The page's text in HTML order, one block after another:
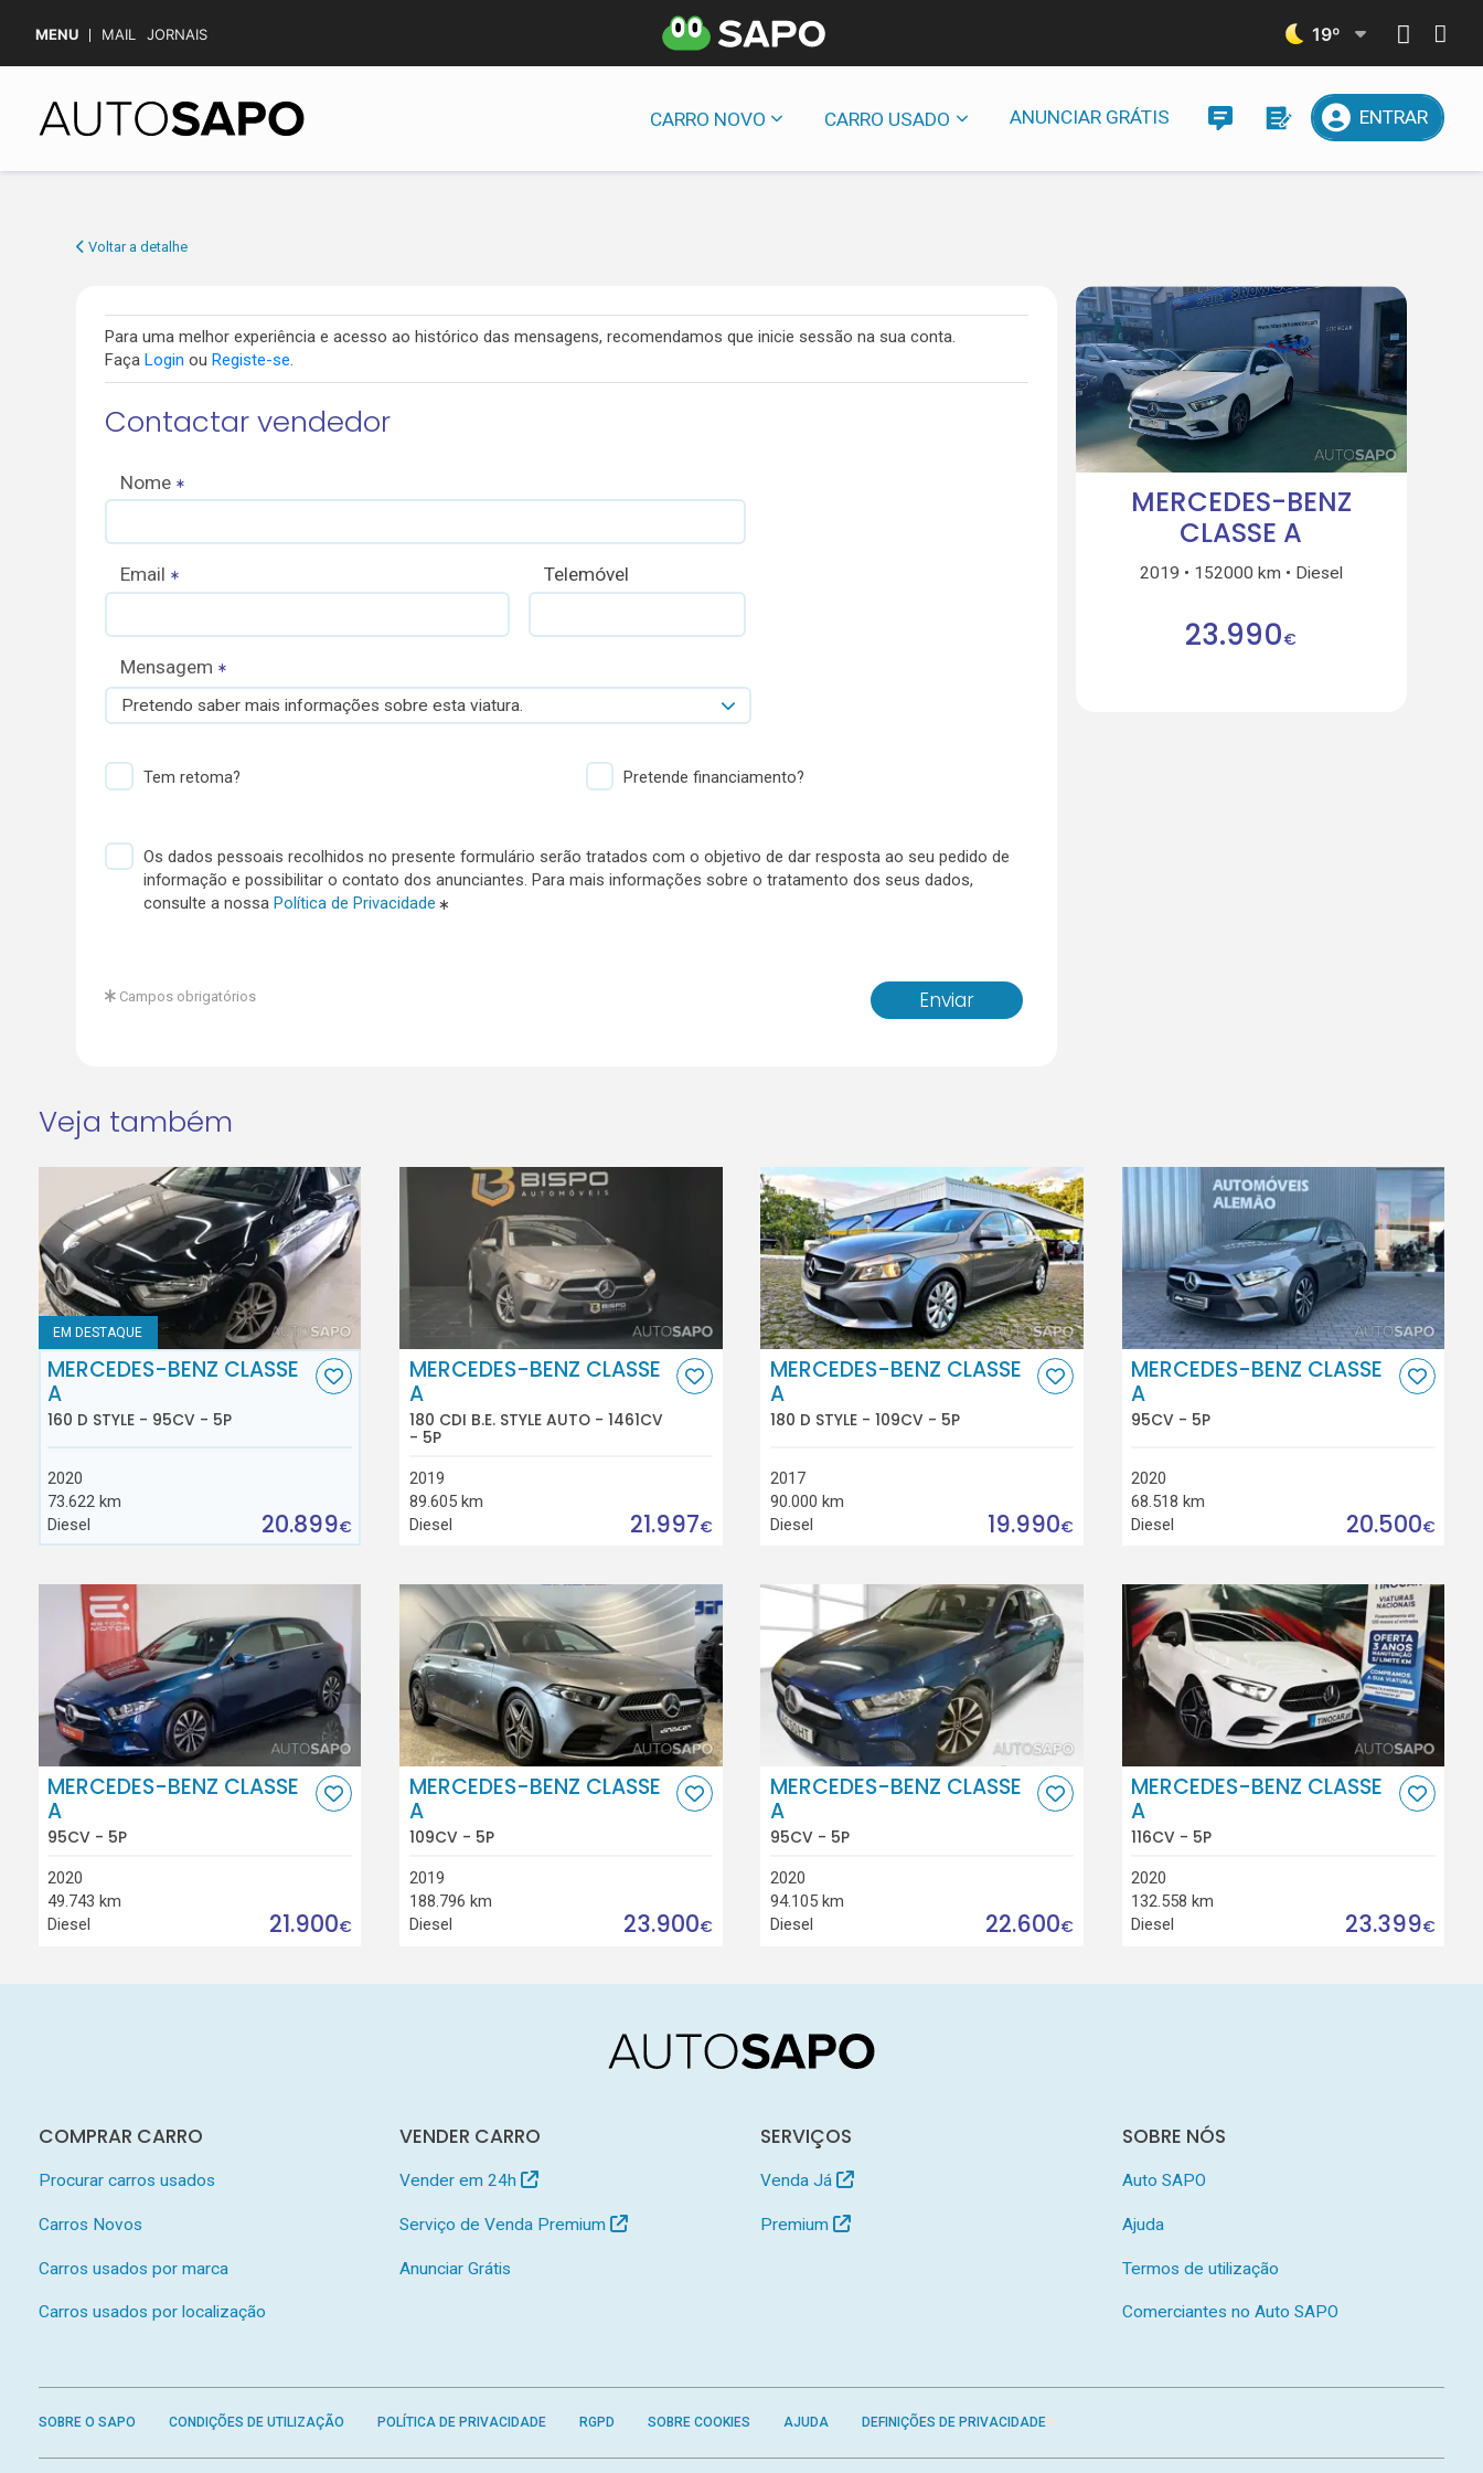
MENU MAIL JORNAIS 19º
CARRO NOVO CARRO USADO ANUNCIAR GRÁTIS ENTRAR
Voltar a detalhe
Para uma melhor experiência e acesso ao histórico das mensagens, recomendamos que inicie sessão na sua conta.
Faça Login ou Registe-se.
Contactar vendedor
Nome
Email Telemóvel
Mensagem
Pretendo saber mais informações sobre esta viatura.
Tem retoma? Pretende financiamento?
Os dados pessoais recolhidos no presente formulário serão tratados com o objetivo de dar resposta ao seu pedido de
informação e possibilitar o contato dos anunciantes. Para mais informações sobre o tratamento dos seus dados,
consulte a nossa Política de Privacidade
Enviar
Campos obrigatórios
MERCEDES-BENZ
CLASSE A
2019 152000 km Diesel
23.990€
Veja também
EM DESTAQUE
MERCEDES-BENZ CLASSE
A
160 D STYLE - 95CV - 5P
2020
73.622 km
Diesel
20.899€
MERCEDES-BENZ CLASSE
A
180 CDI B.E. STYLE AUTO - 1461CV
- 5P
2019
89.605 km
Diesel
21.997€
MERCEDES-BENZ CLASSE
A
180 D STYLE - 109CV - 5P
2017
90.000 km
Diesel
19.990€
MERCEDES-BENZ CLASSE
A
95CV - 5P
2020
68.518 km
Diesel
20.500€
MERCEDES-BENZ CLASSE
A
95CV - 5P
2020
49.743 km
Diesel
21.900€
MERCEDES-BENZ CLASSE
A
109CV - 5P
2019
188.796 km
Diesel
23.900€
MERCEDES-BENZ CLASSE
A
95CV - 5P
2020
94.105 km
Diesel
22.600€
MERCEDES-BENZ CLASSE
A
116CV - 5P
2020
132.558 km
Diesel
23.399€
COMPRAR CARRO
Procurar carros usados
Carros Novos
Carros usados por marca
Carros usados por localização
VENDER CARRO
Vender em 24h
Serviço de Venda Premium
Anunciar Grátis
SERVIÇOS
Venda Já
Premium
SOBRE NÓS
Auto SAPO
Ajuda
Termos de utilização
Comerciantes no Auto SAPO
SOBRE O SAPO CONDIÇÕES DE UTILIZAÇÃO POLÍTICA DE PRIVACIDADE RGPD SOBRE COOKIES AJUDA DEFINIÇÕES DE PRIVACIDADE